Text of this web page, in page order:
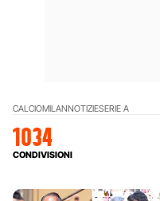
CALCIOMILANNOTIZIESERIE A
1034
CONDIVISIONI